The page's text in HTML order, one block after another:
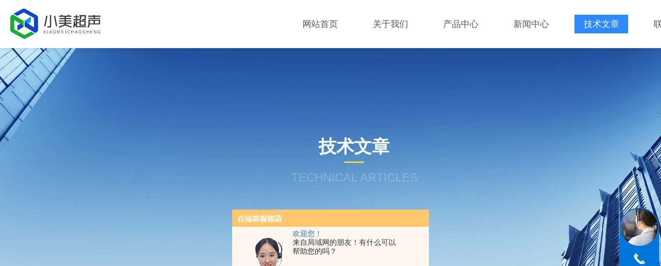
欢迎您！
来自局域网的朋友！有什么可以
帮助您的吗？
网站首页 关于我们 产品中心 新闻中心 技术文章
技术文章
TECHNICAL ARTICLES